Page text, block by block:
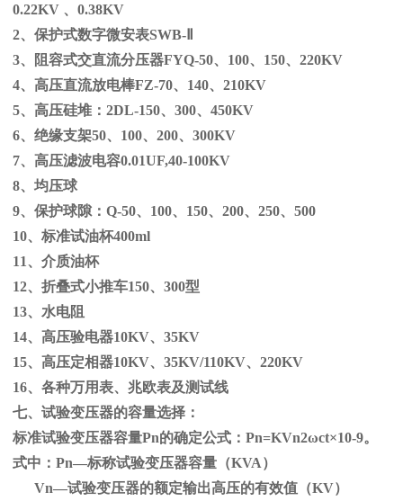
0.22KV 、 0.38KV
2、保护式数字微安表SWB-
3、阻容式交直流分压器FYQ-50、 100、 150、 220KV
4、高压直流放电棒FZ-70、 140、 210KV
5、高压硅堆： 2DL-150、 300、 450KV
6、绝缘支架50、 100、 200、 300KV
7、高压滤波电容0.01UF,40-100KV
8、均压球
9、保护球隙： Q-50、 100、 150、 200、 250、 500
10、标准试油杯400ml
11、介质油杯
12、折叠式小推车150、 300型
13、水电阻
14、高压验电器10KV、 35KV
15、高压定相器10KV、 35KV/110KV、 220KV
16、各种万用表、兆欧表及测试线
七、试验变压器的容量选择：
标准试验变压器容量Pn的确定公式： Pn=KVn2ωct×10-9。
式中： Pn—标称试验变压器容量（KVA）
Vn—试验变压器的额定输出高压的有效值（KV）